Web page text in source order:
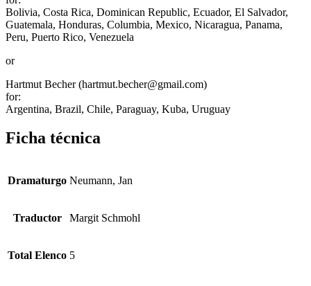
Bolivia, Costa Rica, Dominican Republic, Ecuador, El Salvador,
Guatemala, Honduras, Columbia, Mexico, Nicaragua, Panama,
Peru, Puerto Rico, Venezuela
or
Hartmut Becher (hartmut.becher@gmail.com)
for:
Argentina, Brazil, Chile, Paraguay, Kuba, Uruguay
Ficha técnica
Dramaturgo Neumann, Jan
Traductor Margit Schmohl
Total Elenco 5